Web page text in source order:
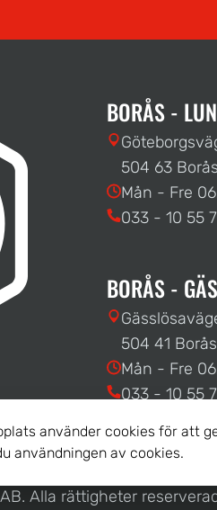
BORÅS -
504 63 Borås
Mån - Fre
033 - 10 55
BORÅS -
504 41 Borås
Mån - Fre
033 - 10 55
Alla rättigheter
använder cookies för att
användningen av cookies.